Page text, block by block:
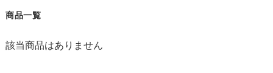
商品一覧
該当商品はありません